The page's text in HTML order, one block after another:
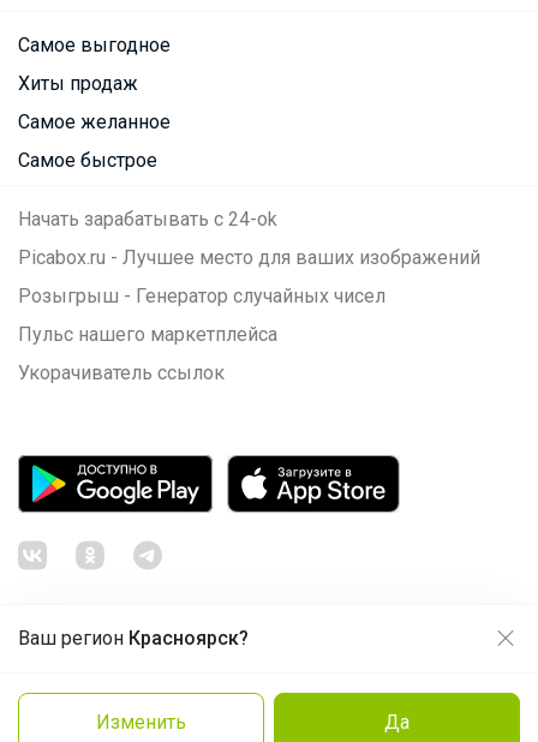
Ваш регион Красноярск?
Изменить Да
Самое выгодное
Хиты продаж
Самое желанное
Самое быстрое
Начать зарабатывать с 24-ok
Picabox.ru - Лучшее место для ваших изображений
Розыгрыш - Генератор случайных чисел
Пульс нашего маркетплейса
Укорачиватель ссылок
Политика конфиденциальности
Cоглашение пользователя
Продолжая использовать этот сайт и нажимая кнопку
Принять